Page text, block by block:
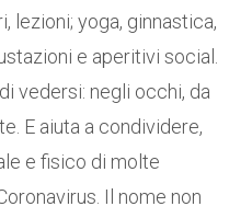
lezioni; yoga, ginnastica,
e aperitivi social.
vedersi: negli occhi, da
E aiuta a condividere,
e fisico di molte
Il nome non